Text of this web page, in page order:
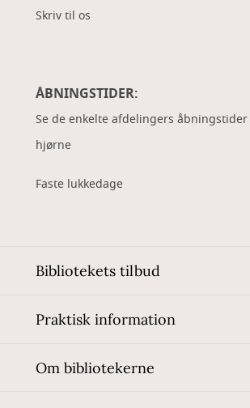
Skriv til os
ÅBNINGSTIDER:
Se de enkelte afdelingers
hjørne
Faste lukkedage
Bibliotekets tilbud
Praktisk information
Om bibliotekerne